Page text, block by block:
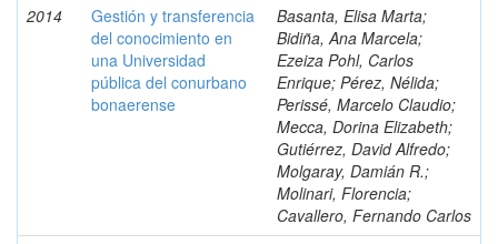
2014
Gestión y transferencia
del conocimiento en
una Universidad
pública del conurbano
bonaerense
Basanta, Elisa Marta;
Bidiña, Ana Marcela;
Ezeiza Pohl, Carlos
Enrique; Pérez, Nélida;
Perissé, Marcelo Claudio;
Mecca, Dorina Elizabeth;
Gutiérrez, David Alfredo;
Molgaray, Damián R.;
Molinari, Florencia;
Cavallero, Fernando Carlos